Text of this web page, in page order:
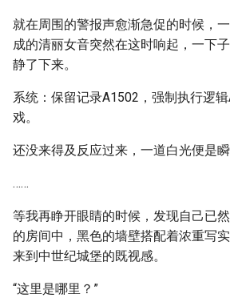
就在周围的警报声愈渐急促的时候，
成的清丽女音突然在这时响起，一下
静了下来。
系统：保留记录A1502，强制执行逻
戏。
还没来得及反应过来，一道白光便是
……
等我再睁开眼睛的时候，发现自己已
的房间中，黑色的墙壁搭配着浓重写
来到中世纪城堡的既视感。
“这里是哪里？”